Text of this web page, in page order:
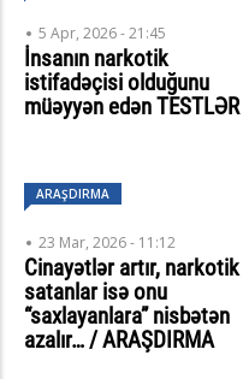
5 Apr, 2026 - 21:45
İnsanın narkotik
istifadəçisi olduğunu
müəyyən edən TESTLƏR
ARAŞDIRMA
23 Mar, 2026 - 11:12
Cinayətlər artır, narkotik
satanlar isə onu
“saxlayanlara” nisbətən
azalır… / ARAŞDIRMA